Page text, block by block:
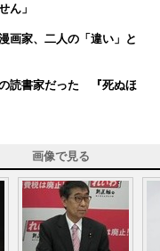
ん」
画家、二人の「違い」と
読書家だった 『死ぬほ
画像で見る